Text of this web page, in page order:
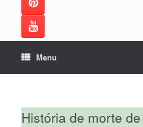
Menu
História de morte